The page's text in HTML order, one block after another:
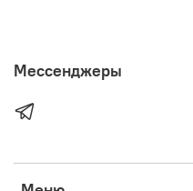
Мессенджеры